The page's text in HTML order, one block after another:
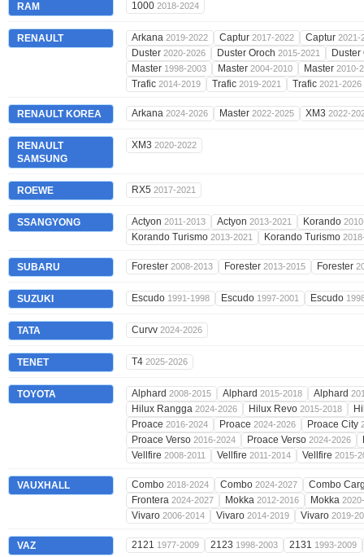
RAM 1000 2018-2024
RENAULT Arkana 2019-2022 Captur 2017-2022 Captur 2021-
Duster 2020-2026 Duster Oroch 2015-2021
Master 1998-2003 Master 2004-2010 Master 2010-
Trafic 2014-2019 Trafic 2019-2021 Trafic 2021-2026
RENAULT KOREA Arkana 2024-2026 Master 2022-2025 XM3 2022-
RENAULT
SAMSUNG
XM3 2020-2022
ROEWE RX5 2017-2021
SSANGYONG Actyon 2011-2013 Actyon 2013-2021 Korando
Korando Turismo 2013-2021 Korando Turismo
SUBARU Forester 2008-2013 Forester 2013-2015 Forester
SUZUKI Escudo 1991-1998 Escudo 1997-2001 Escudo
TATA Curvv 2024-2026
TENET T4 2025-2026
TOYOTA Alphard 2008-2015 Alphard 2015-2018 Alphard
Hilux Rangga 2024-2026 Hilux Revo 2015-2018
Proace 2016-2024 Proace 2024-2026 Proace City
Proace Verso 2016-2024 Proace Verso 2024-2026
Vellfire 2008-2011 Vellfire 2011-2014 Vellfire 2015-
VAUXHALL Combo 2018-2024 Combo 2024-2027
Combo
Frontera 2024-2027 Mokka 2012-2016 Mokka
Vivaro 2006-2014 Vivaro 2014-2019 Vivaro 2019-
VAZ 2121 1977-2009 2123 1998-2003 2131 1993-2009